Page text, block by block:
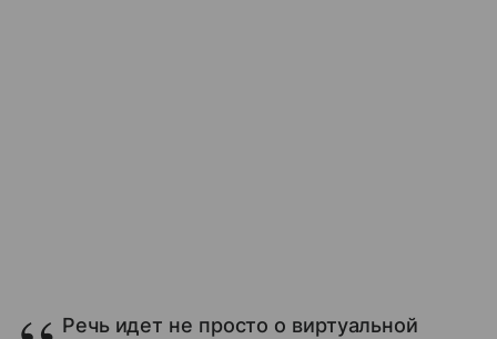
Речь идет не просто о виртуальной